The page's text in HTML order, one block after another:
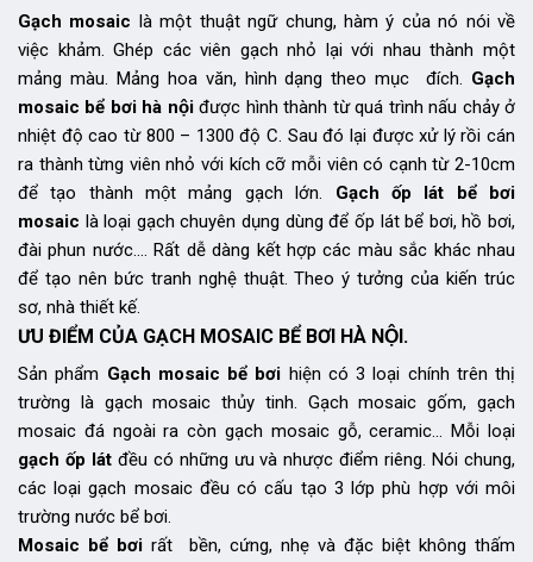
Gạch mosaic là một thuật ngữ chung, hàm ý của nó nói về
việc khảm. Ghép các viên gạch nhỏ lại với nhau thành một
mảng màu. Mảng hoa văn, hình dạng theo mục đích. Gạch
mosaic bể bơi hà nộiđược hình thành từ quá trình nấu chảy ở
nhiệt độ cao từ 800 – 1300 độ C. Sau đó lại được xử lý rồi cán
ra thành từng viên nhỏ với kích cỡ mỗi viên có cạnh từ 2-10cm
để tạo thành một mảng gạch lớn. Gạch ốp lát bể bơi
mosaic là loại gạch chuyên dụng dùng để ốp lát bể bơi, hồ bơi,
đài phun nước…. Rất dễ dàng kết hợp các màu sắc khác nhau
để tạo nên bức tranh nghệ thuật. Theo ý tưởng của kiến trúc
sơ, nhà thiết kế.
ƯU ĐIỂM CỦA GẠCH MOSAIC BỂ BƠI HÀ NỘI.
Sản phẩm Gạch mosaic bể bơi hiện có 3 loại chính trên thị
trường là gạch mosaic thủy tinh. Gạch mosaic gốm, gạch
mosaic đá ngoài ra còn gạch mosaic gỗ, ceramic… Mỗi loại
gạch ốp látđều có những ưu và nhược điểm riêng. Nói chung,
các loại gạch mosaic đều có cấu tạo 3 lớp phù hợp với môi
trường nước bể bơi.
Mosaic bể bơi rất bền, cứng, nhẹ và đặc biệt không thấm